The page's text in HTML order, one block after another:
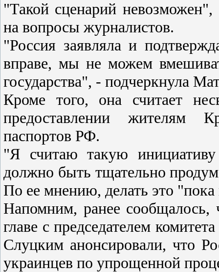
"Такой сценарий невозможен",
на вопросы журналистов.
"Россия заявляла и
вправе, мы не можем
государства", - подчеркнула
Кроме того, она считает
предоставлении жителям
паспортов РФ.
"Я считаю такую инициативу
должно быть тщательно
По ее мнению, делать это "пока
Напомним, ранее
главе с председателем
Слуцким анонсировали, что
украинцев по упрощенной